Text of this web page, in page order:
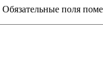
Обязательные поля